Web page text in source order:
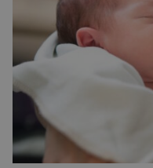
potravinou,“ říká
Robertson a